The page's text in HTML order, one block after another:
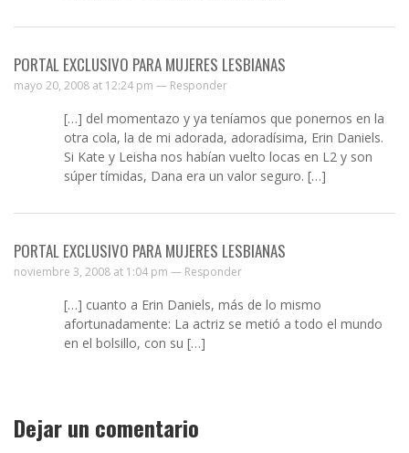
PORTAL EXCLUSIVO PARA MUJERES LESBIANAS
mayo 20, 2008 at 12:24 pm — Responder
[…] del momentazo y ya teníamos que ponernos en la
otra cola, la de mi adorada, adoradísima, Erin Daniels.
Si Kate y Leisha nos habían vuelto locas en L2 y son
súper tímidas, Dana era un valor seguro. […]
PORTAL EXCLUSIVO PARA MUJERES LESBIANAS
noviembre 3, 2008 at 1:04 pm — Responder
[…] cuanto a Erin Daniels, más de lo mismo
afortunadamente: La actriz se metió a todo el mundo
en el bolsillo, con su […]
Dejar un comentario